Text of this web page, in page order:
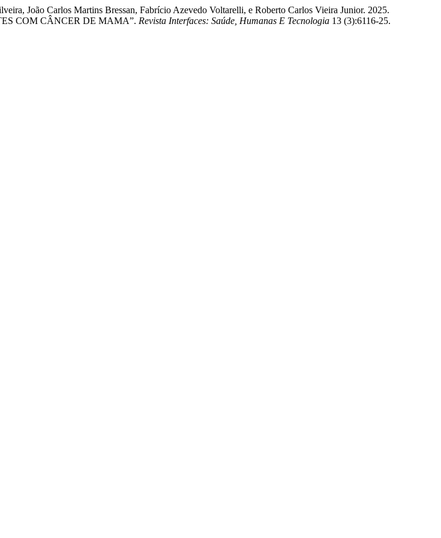
João Carlos Martins Bressan, Fabrício Azevedo Voltarelli, e Roberto Carlos Vieira Junior. 2025.
COM CÂNCER DE MAMA”. Revista Interfaces: Saúde, Humanas E Tecnologia 13 (3):6116-25.